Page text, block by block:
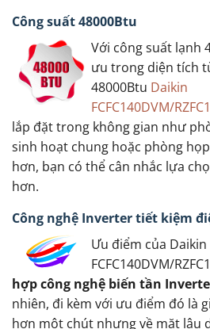
Công suất 48000Btu
Với công suất lạnh
ưu trong diện tích
48000Btu Daikin
FCFC140DVM/
lắp đặt trong không gian như
sinh hoạt chung hoặc phòng
hơn, bạn có thể cân nhắc lựa
hơn.
Công nghệ Inverter tiết kiệm
Ưu điểm của Daikin
FCFC140DVM/
hợp công nghệ biến tần
nhiên, đi kèm với ưu điểm đó là
hơn một chút nhưng về mặt lâu